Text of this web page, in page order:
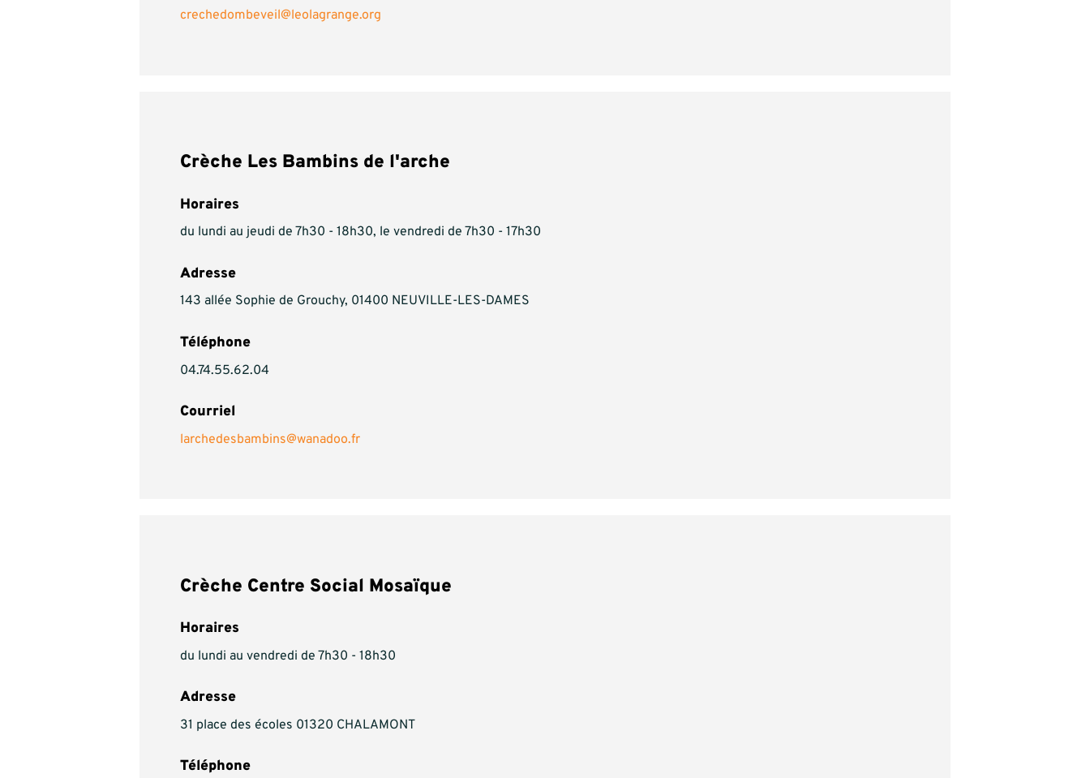
crechedombeveil@leolagrange.org
Crèche Les Bambins de l'arche
Horaires
du lundi au jeudi de 7h30 - 18h30, le vendredi de 7h30 - 17h30
Adresse
143 allée Sophie de Grouchy, 01400 NEUVILLE-LES-DAMES
Téléphone
04.74.55.62.04
Courriel
larchedesbambins@wanadoo.fr
Crèche Centre Social Mosaïque
Horaires
du lundi au vendredi de 7h30 - 18h30
Adresse
31 place des écoles 01320 CHALAMONT
Téléphone